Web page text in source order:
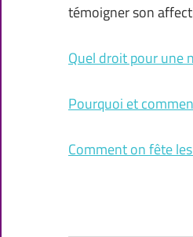
témoigner son
Quel droit pour une
Pourquoi et
Comment on fête